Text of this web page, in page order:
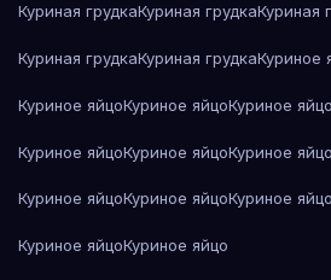
Куриная грудкаКуриная грудкаКуриная
Куриная грудкаКуриная грудкаКуриное
Куриное яйцоКуриное яйцоКуриное яйцо
Куриное яйцоКуриное яйцоКуриное яйцо
Куриное яйцоКуриное яйцоКуриное яйцо
Куриное яйцоКуриное яйцо